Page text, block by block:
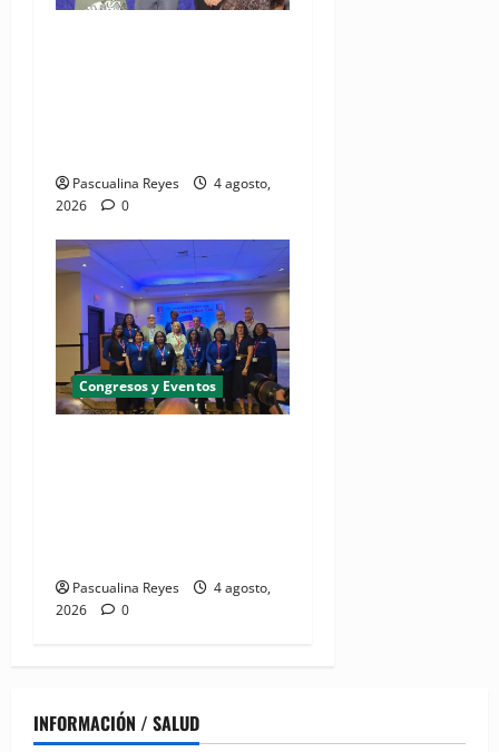
Pascualina Reyes
4 agosto,
2026
0
Congresos y Eventos
Pascualina Reyes
4 agosto,
2026
0
INFORMACIÓN / SALUD